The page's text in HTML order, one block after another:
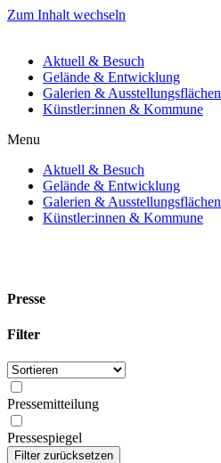
Zum Inhalt wechseln
Aktuell & Besuch
Gelände & Entwicklung
Galerien & Ausstellungsflächen
Künstler:innen & Kommune
Menu
Aktuell & Besuch
Gelände & Entwicklung
Galerien & Ausstellungsflächen
Künstler:innen & Kommune
Presse
Filter
Pressemitteilung
Pressespiegel
Filter zurücksetzen